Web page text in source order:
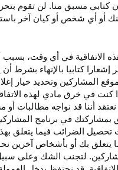
كتابي مسبق منا. لن تقوم
وبينك أو أي شخص أو كيان آخر
الاتفاقية في أي وقت، بسبب
كتابيا بالإنهاء بشرط أن
المشاركين وتحديد خيار
إذا كنت في خرق مادي لهذه
أننا قد نواجه مطالبات
بمشاركتك في برنامج
الضرائب فيما يتعلق
يتعلق بك أو بأشخاص آخرين
لتجنب الشك وعلى